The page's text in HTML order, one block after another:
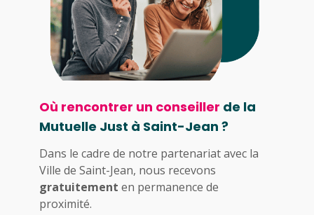
Où rencontrer un conseiller de la
Mutuelle Just à Saint-Jean ?
Dans le cadre de notre partenariat avec la
Ville de Saint-Jean, nous recevons
gratuitement en permanence de
proximité.